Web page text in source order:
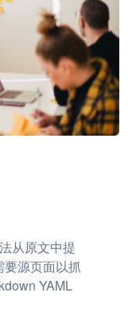
从原文中提
源页面以抓
YAML